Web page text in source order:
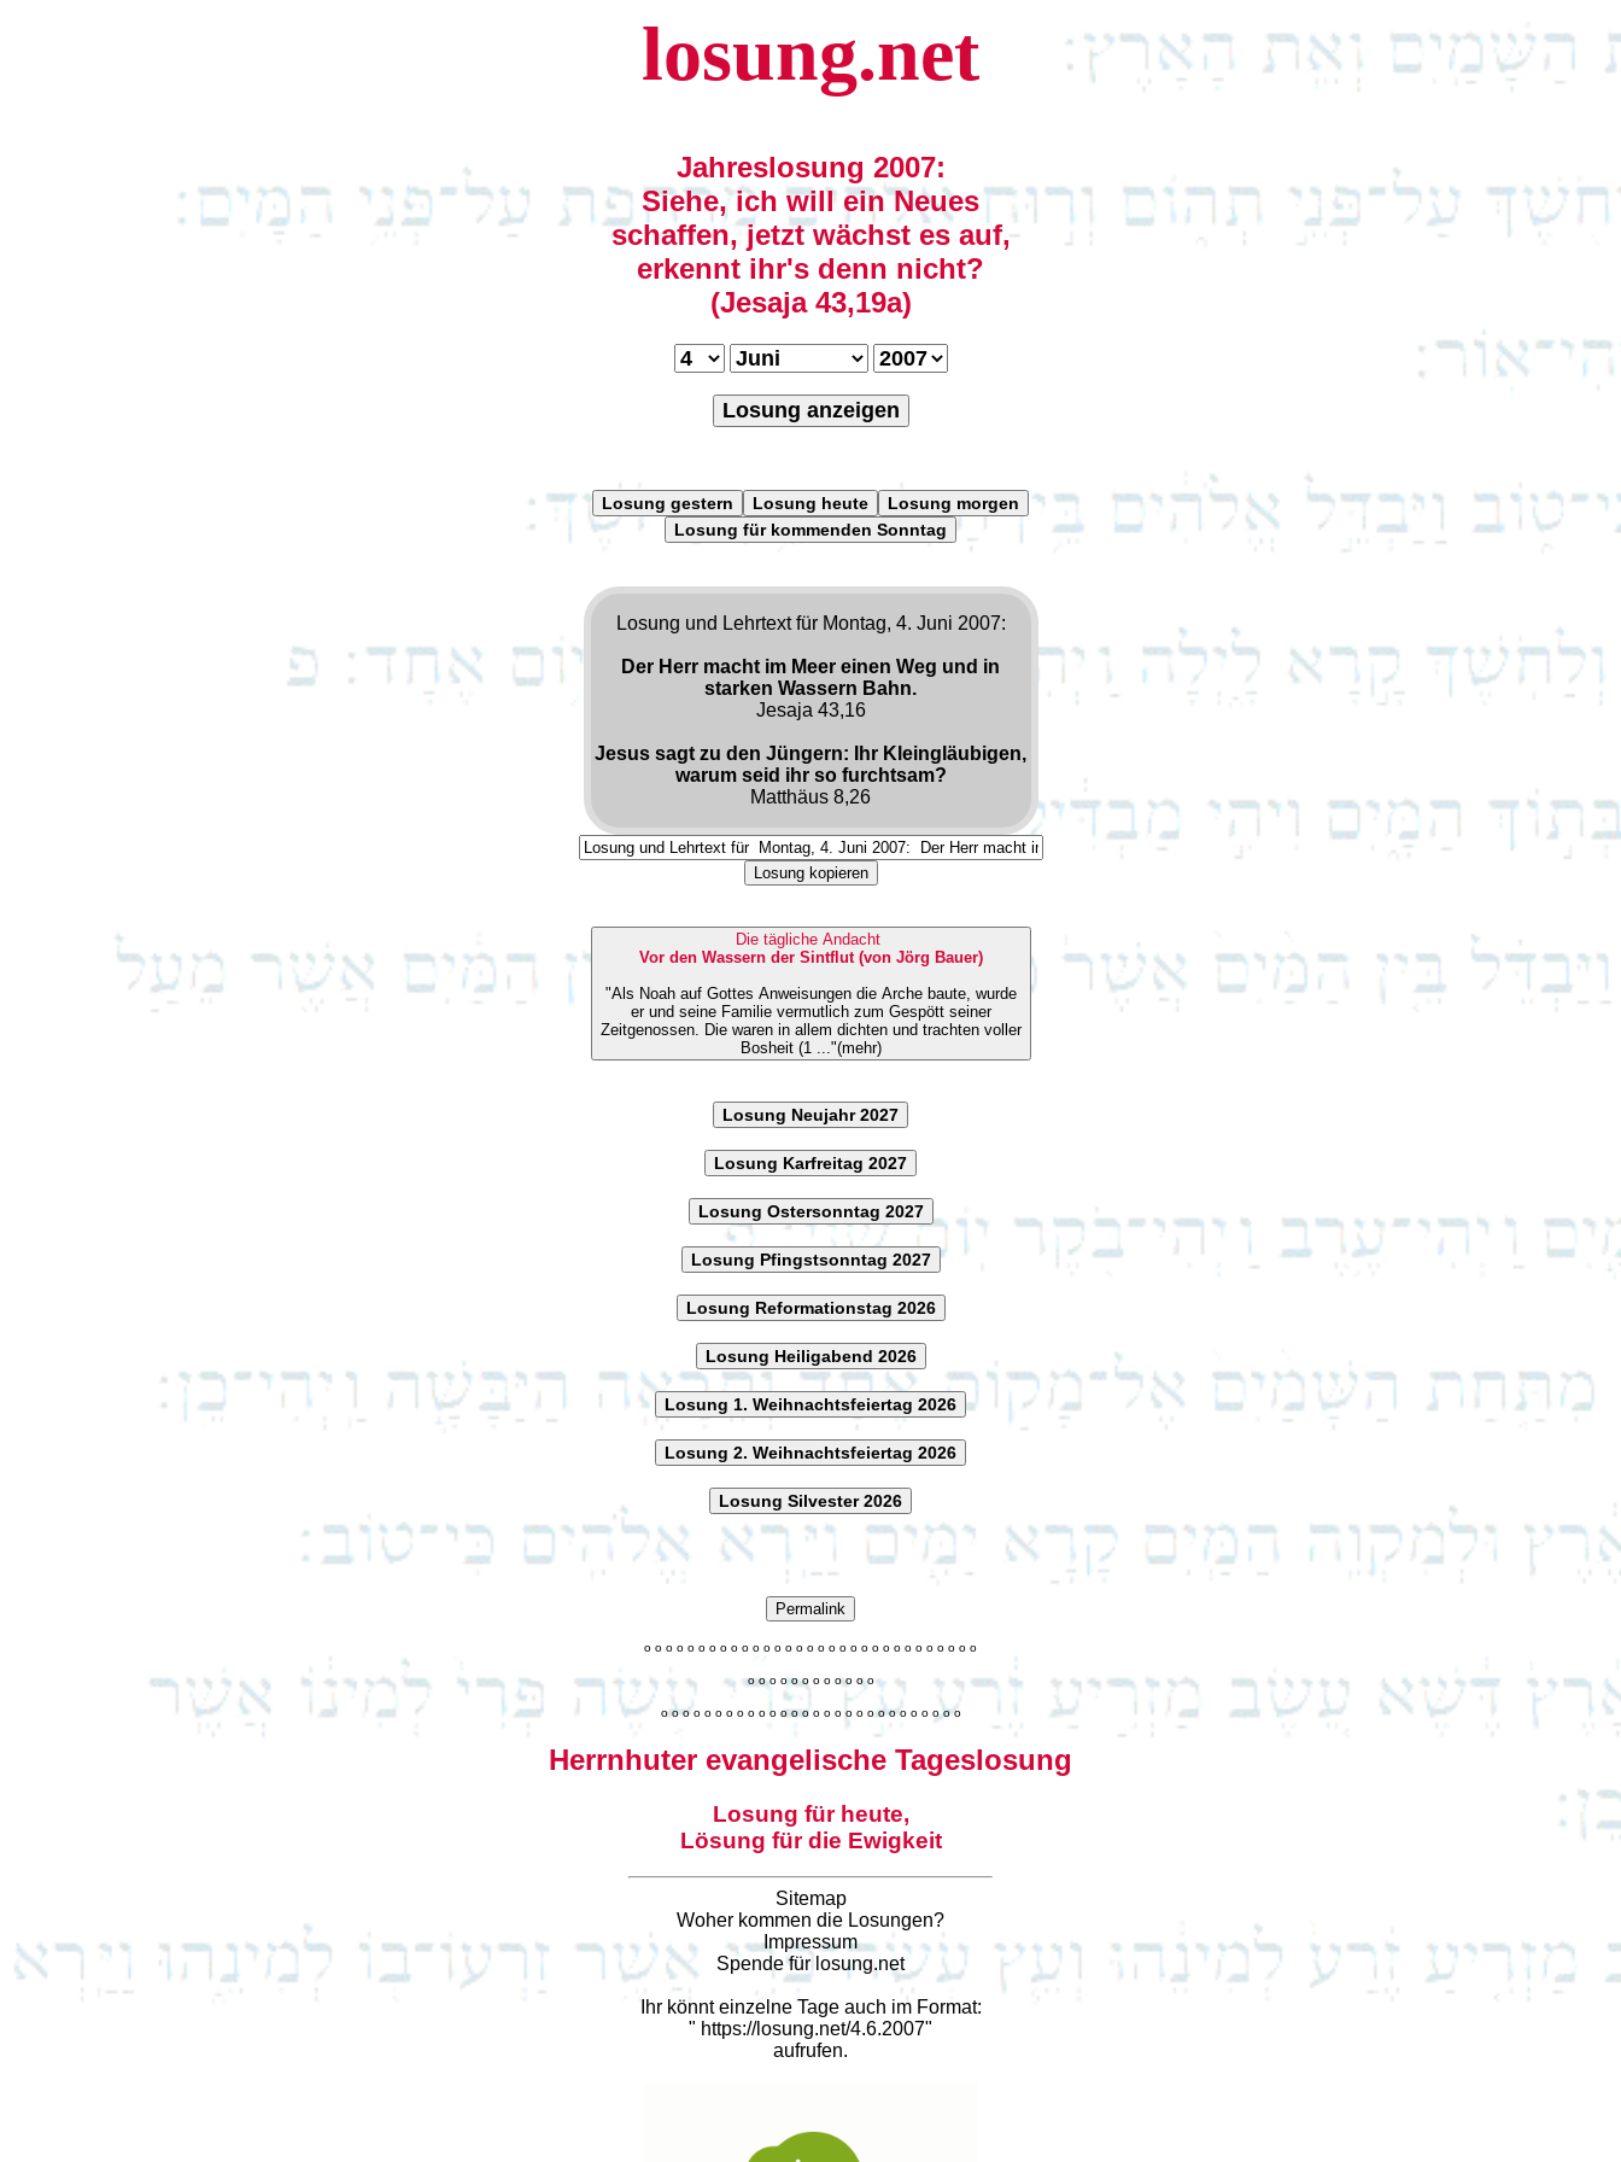
losung.net
Jahreslosung 2007:
Siehe, ich will ein Neues
schaffen, jetzt wächst es auf,
erkennt ihr's denn nicht?
(Jesaja 43,19a)
Losung anzeigen
Losung gestern Losung heute
Losung morgen
Losung für kommenden Sonntag
Losung und Lehrtext für Montag, 4. Juni 2007:
Der Herr macht im Meer einen Weg und in
starken Wassern Bahn.
Jesaja 43,16
Jesus sagt zu den Jüngern: Ihr Kleingläubigen,
warum seid ihr so furchtsam?
Matthäus 8,26
Losung kopieren
Die tägliche Andacht
Vor den Wassern der Sintflut (von Jörg Bauer)
"Als Noah auf Gottes Anweisungen die Arche baute, wurde
er und seine Familie vermutlich zum Gespött seiner
Zeitgenossen. Die waren in allem dichten und trachten voller
Bosheit (1 ..."(mehr)
Losung Neujahr 2027
Losung Karfreitag 2027
Losung Ostersonntag 2027
Losung Pfingstsonntag 2027
Losung Reformationstag 2026
Losung Heiligabend 2026
Losung 1. Weihnachtsfeiertag 2026
Losung 2. Weihnachtsfeiertag 2026
Losung Silvester 2026
Permalink
o o o o o o o o o o o o o o o o o o o o o o o o o o o o o o o
o o o o o o o o o o o o
o o o o o o o o o o o o o o o o o o o o o o o o o o o o
Herrnhuter evangelische Tageslosung
Losung für heute,
Lösung für die Ewigkeit
Sitemap
Woher kommen die Losungen?
Impressum
Spende für losung.net
Ihr könnt einzelne Tage auch im Format:
" https://losung.net/4.6.2007"
aufrufen.